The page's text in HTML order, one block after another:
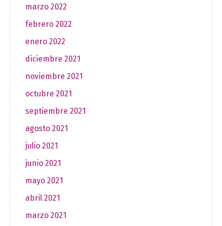
marzo 2022
febrero 2022
enero 2022
diciembre 2021
noviembre 2021
octubre 2021
septiembre 2021
agosto 2021
julio 2021
junio 2021
mayo 2021
abril 2021
marzo 2021